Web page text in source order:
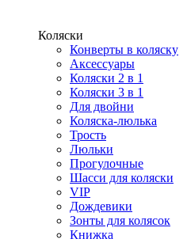
Коляски
Конверты в коляску
Аксессуары
Коляски 2 в 1
Коляски 3 в 1
Для двойни
Коляска-люлька
Трость
Люльки
Прогулочные
Шасси для коляски
VIP
Дождевики
Зонты для колясок
Книжка